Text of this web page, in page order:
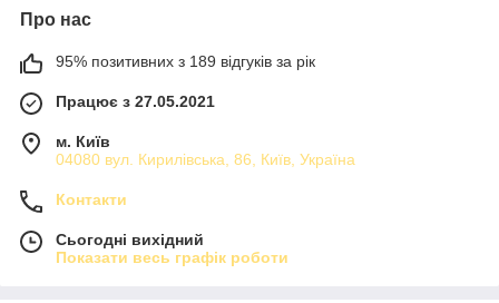
Про нас
95% позитивних з 189 відгуків за рік
Працює з 27.05.2021
м. Київ
04080 вул. Кирилівська, 86, Київ, Україна
Контакти
Сьогодні вихідний
Показати весь графік роботи